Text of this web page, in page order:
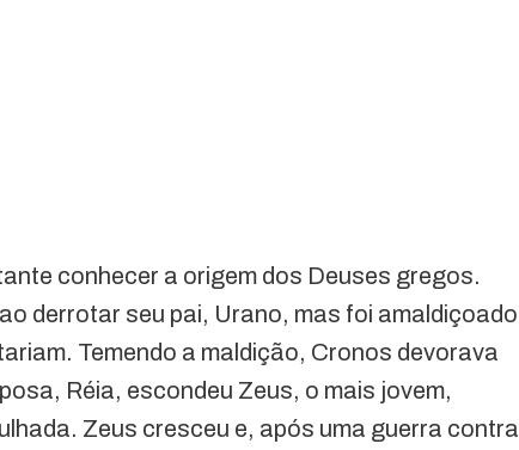
conhecer a origem dos Deuses gregos.
derrotar seu pai, Urano, mas foi amaldiçoado
Temendo a maldição, Cronos devorava
Réia, escondeu Zeus, o mais jovem,
Zeus cresceu e, após uma guerra contra